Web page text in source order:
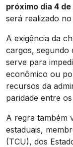
próximo dia 4
será realizado
A exigência da
cargos, segundo
serve para
econômico ou
recursos da
paridade entre
A regra também
estaduais,
(TCU), dos